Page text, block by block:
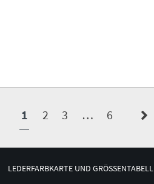
1 2 3 … 6
LEDERFARBKARTE UND GRÖSSENTABELLE